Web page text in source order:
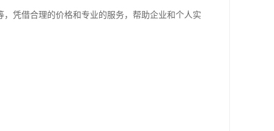
凭借合理的价格和专业的服务，帮助企业和个人实